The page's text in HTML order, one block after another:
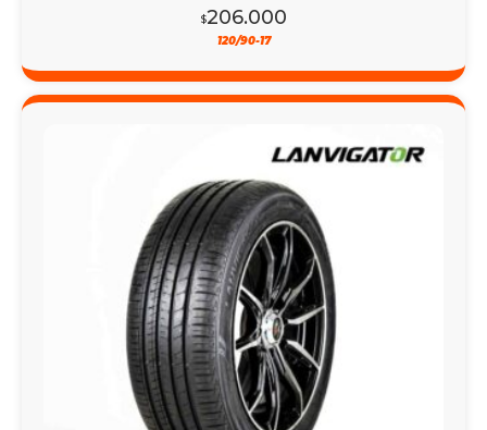
$206.000
120/90-17